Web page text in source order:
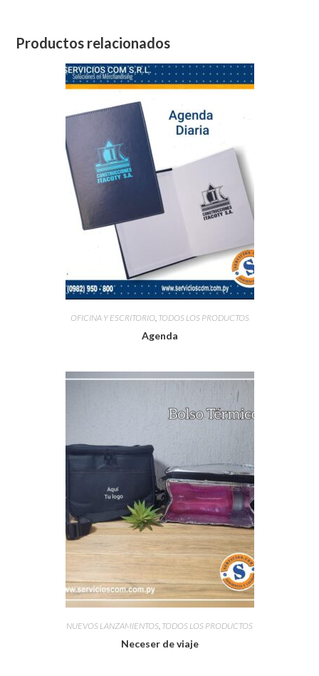
Productos relacionados
OFICINA Y ESCRITORIO, TODOS LOS PRODUCTOS
Agenda
NUEVOS LANZAMIENTOS TODOS LOS PRODUCTOS
Neceser de viaje